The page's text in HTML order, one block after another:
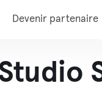
Devenir partenaire